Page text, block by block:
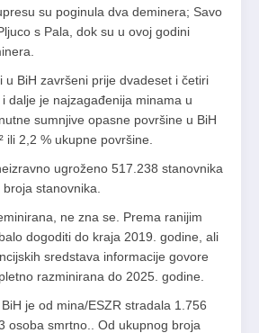
su poginula dva deminera; Savo
s Pala, dok su u ovoj godini
u BiH završeni prije dvadeset i četiri
dalje je najzagađenija minama u
sumnjive opasne površine u BiH
ili 2,2 % ukupne površine.
ugroženo 517.238 stanovnika
stanovnika.
ne zna se. Prema ranijim
dogoditi do kraja 2019. godine, ali
sredstava informacije govore
razminirana do 2025. godine.
je od mina/ESZR stradala 1.756
osoba smrtno.. Od ukupnog broja